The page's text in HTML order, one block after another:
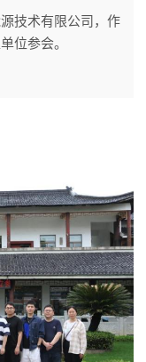
技术有限公司，作
位参会。